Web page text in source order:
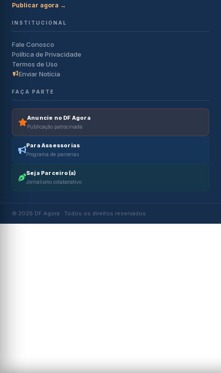
Publicar agora →
INSTITUCIONAL
Fale Conosco
Política de Privacidade
Termos de Uso
Enviar Notícia
FAÇA PARTE
Anuncie no DF Agora
Publicação patrocinada
Para Assessorias
Programa de parcerias
Seja Parceiro(a)
Jornalismo colaborativo
© 2026 DF Agora · Todos os direitos reservados